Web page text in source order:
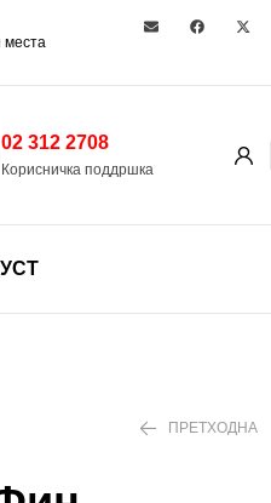
места
02 312 2708
Корисничка поддршка
ПРЕТХОДНА